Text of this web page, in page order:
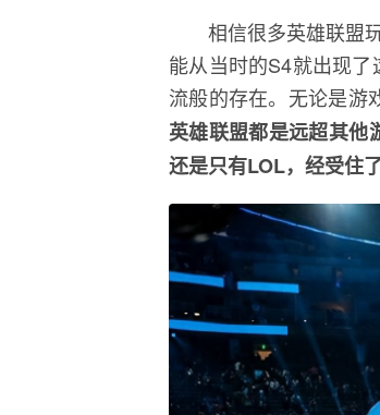
相信很多英雄联盟
能从当时的S4就出现
流般的存在。无论是游
英雄联盟都是远超其他
还是只有LOL，经受住